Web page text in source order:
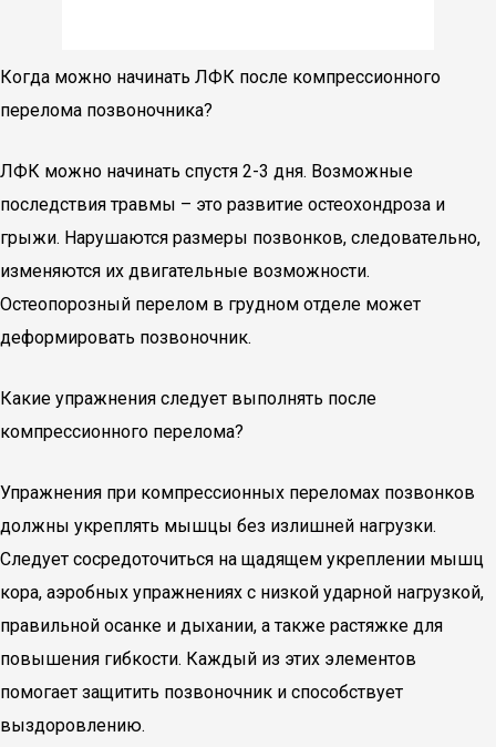
Когда можно начинать ЛФК после компрессионного
перелома позвоночника?
ЛФК можно начинать спустя 2-3 дня. Возможные
последствия травмы – это развитие остеохондроза и
грыжи. Нарушаются размеры позвонков, следовательно,
изменяются их двигательные возможности.
Остеопорозный перелом в грудном отделе может
деформировать позвоночник.
Какие упражнения следует выполнять после
компрессионного перелома?
Упражнения при компрессионных переломах позвонков
должны укреплять мышцы без излишней нагрузки.
Следует сосредоточиться на щадящем укреплении мышц
кора, аэробных упражнениях с низкой ударной нагрузкой,
правильной осанке и дыхании, а также растяжке для
повышения гибкости. Каждый из этих элементов
помогает защитить позвоночник и способствует
выздоровлению.